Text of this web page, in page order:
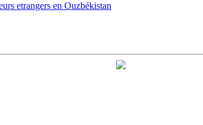
etrangers en Ouzbékistan